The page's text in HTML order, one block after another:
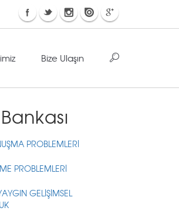
Bize Ulaşın
PROBLEMLERİ
PROBLEMLERİ
GELİŞİMSEL